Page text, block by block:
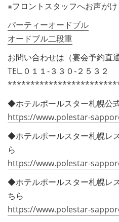
※フロントスタッフへお声がけ
パーティーオードブル
オードブル二段重
お問い合わせは（宴会予約直通
TEL.０１１-３３０-２５３２
◆ホテルポールスター札幌公
https://www.polestar-
◆ホテルポールスター札幌レ
ら
https://www.polestar-
◆ホテルポールスター札幌レ
ちら
https://www.polestar-